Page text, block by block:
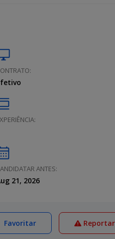
ANTES:
21, 2026
Favoritar